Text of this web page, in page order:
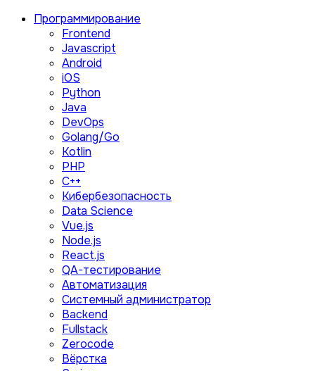
Программирование
Frontend
Javascript
Android
iOS
Python
Java
DevOps
Golang/Go
Kotlin
PHP
C++
Кибербезопасность
Data Science
Vue.js
Node.js
React.js
QA-тестирование
Автоматизация
Системный администратор
Backend
Fullstack
Zerocode
Вёрстка